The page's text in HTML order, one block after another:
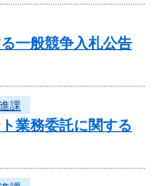
一般競争入札公告
課
業務委託に関する